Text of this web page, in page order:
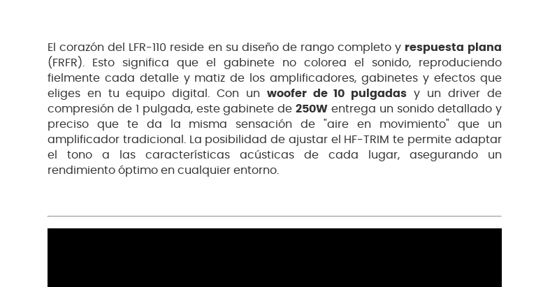
El corazón del LFR-110 reside en su diseño de rango completo y respuesta plana
(FRFR). Esto significa que el gabinete no colorea el sonido, reproduciendo
fielmente cada detalle y matiz de los amplificadores, gabinetes y efectos que
eliges en tu equipo digital. Con un woofer de 10 pulgadas y un driver de
compresión de 1 pulgada, este gabinete de250W entrega un sonido detallado y
preciso que te da la misma sensación de "aire en movimiento" que un
amplificador tradicional. La posibilidad de ajustar el HF-TRIM te permite adaptar
el tono a las características acústicas de cada lugar, asegurando un
rendimiento óptimo en cualquier entorno.